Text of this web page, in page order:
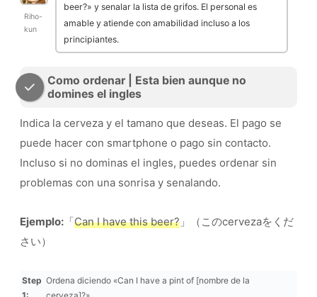
Riho-
kun
beer?» y senalar la lista de grifos. El personal es
amable y atiende con amabilidad incluso a los
principiantes.
Como ordenar | Esta bien aunque no
domines el ingles
Indica la cerveza y el tamano que deseas. El pago se
puede hacer con smartphone o pago sin contacto.
Incluso si no dominas el ingles, puedes ordenar sin
problemas con una sonrisa y senalando.
Ejemplo: 「Can I have this beer? 」（このcervezaをくだ
さい）
Step Ordena diciendo «Can I have a pint of [nombre de la